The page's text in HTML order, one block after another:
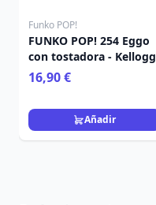
Funko POP!
FUNKO POP! 254 Eggo
con tostadora - Kellogg
16,90 €
Añadir